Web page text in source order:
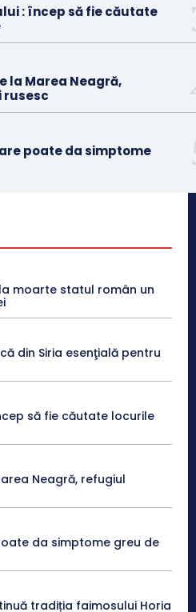
: încep să fie căutate
la Marea Neagră,
poate da simptome
moarte statul român un
din Siria esenţială pentru
să fie căutate locurile
Neagră, refugiul
da simptome greu de
tradiția faimosului Horia